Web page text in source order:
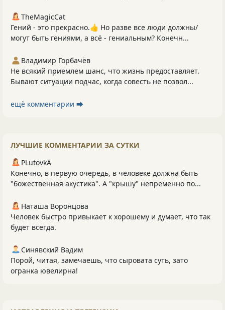
TheMagicCat
Гений - это прекрасно.👍 Но разве все люди должны/
могут быть гениями, а всё - гениальным? Конечн...
Владимир Горбачёв
Не всякий приемлем шанс, что жизнь предоставляет.
Бывают ситуации подчас, когда совесть не позвол...
ещё комментарии ⮕
ЛУЧШИЕ КОММЕНТАРИИ ЗА СУТКИ
PLutоvkА
Конечно, в первую очередь, в человеке должна быть
"божественная акустика". А "крышу" непременно по...
Наташа Воронцова
Человек быстро привыкает к хорошему и думает, что так
будет всегда.
Синявский Вадим
Порой, читая, замечаешь, что сыровата суть, зато
огранка ювелирна!